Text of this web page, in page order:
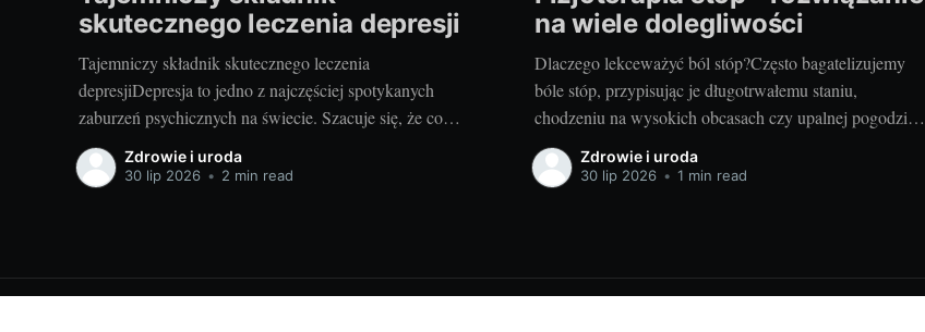
skutecznego leczenia depresji
Tajemniczy składnik skutecznego leczenia
depresjiDepresja to jedno z najczęściej spotykanych
zaburzeń psychicznych na świecie. Szacuje się, że co
dziesiąty Polak cierpi na depresję, a problem ten dotyczy
niezależnie zarówno kobiet, jak i mężczyzn, ludzi w
Zdrowie i uroda
30 lip 2026 • 2 min read
na wiele dolegliwości
Dlaczego lekceważyć ból stóp?Często bagatelizujemy
bóle stóp, przypisując je długotrwałemu staniu,
chodzeniu na wysokich obcasach czy upalnej pogodzie.
Ale czy na pewno powinniśmy to robić? Stopy, jako
fundament naszego ciała, odgrywają kluczową rolę w
Zdrowie i uroda
30 lip 2026 • 1 min read